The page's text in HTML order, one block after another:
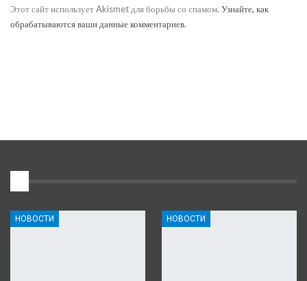
Этот сайт использует Akismet для борьбы со спамом. Узнайте, как
обрабатываются ваши данные комментариев.
НОВОСТИ НОВОСТИ